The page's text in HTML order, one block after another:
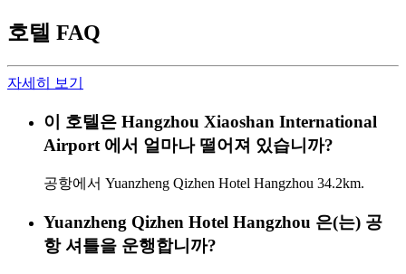
호텔 FAQ
자세히 보기
이 호텔은 Hangzhou Xiaoshan International
Airport 에서 얼마나 떨어져 있습니까?
공항에서 Yuanzheng Qizhen Hotel Hangzhou 34.2km.
Yuanzheng Qizhen Hotel Hangzhou 은(는) 공
항 셔틀을 운행합니까?